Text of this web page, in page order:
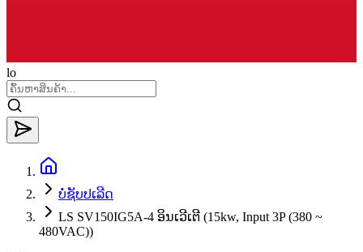
lo
ບໍ່ຊັບປເລີດ
LS SV150IG5A-4 ອິນເວີເຕີ (15kw, Input 3P (380 ~
480VAC))